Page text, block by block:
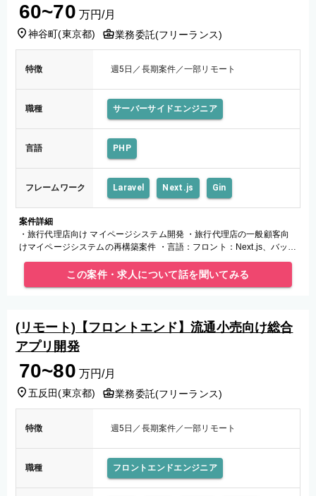
60~70 万円/月
神谷町(東京都) 業務委託(フリーランス)
特徴 週5日／長期案件／一部リモート
職種 サーバーサイドエンジニア
言語 PHP
フレームワーク Laravel Next.js Gin
案件詳細
・旅行代理店向け マイページシステム開発 ・旅行代理店の一般顧客向
けマイページシステムの再構築案件 ・言語：フロント：Next.js、バッ
ク： PHP ・FW：Laravel ・Web：nginx ・
この案件・求人について話を聞いてみる
(リモート)【フロントエンド】流通小売向け総合
アプリ開発
70~80 万円/月
五反田(東京都) 業務委託(フリーランス)
特徴 週5日／長期案件／一部リモート
職種 フロントエンドエンジニア